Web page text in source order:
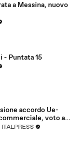
a Messina, nuovo
- Puntata 15
accordo Ue-
voto a